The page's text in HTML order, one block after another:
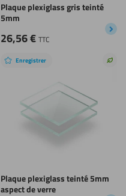
Plaque plexiglass gris teinté
5mm
26,56€ TTC
Enregistrer
Plaque plexiglass teinté 5mm
aspect de verre